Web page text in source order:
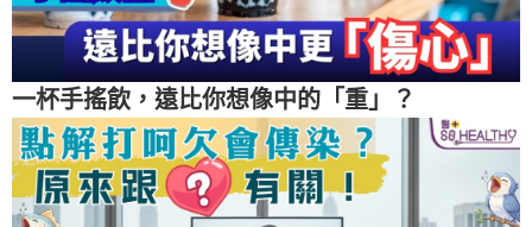
一杯手搖飲，遠比你想像中的「重」？